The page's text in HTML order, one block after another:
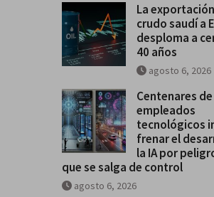
La
crudo saudí a
desploma a
40 años
agosto 6, 2026
Centenares de
empleados
tecnológicos
frenar el
la IA por
que se salga de control
agosto 6, 2026